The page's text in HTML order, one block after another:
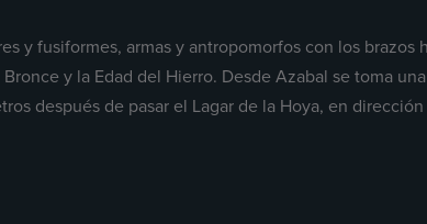
y fusiformes, armas y antropomorfos con los brazos
y la Edad del Hierro. Desde Azabal se toma
después de pasar el Lagar de la Hoya, en